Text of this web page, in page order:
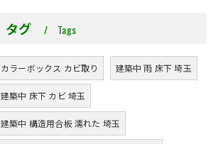
タグ Tags
カラーボックス カビ取り 建築中 雨 床下 埼玉
建築中 床下 カビ 埼玉
建築中 構造用合板 濡れた 埼玉